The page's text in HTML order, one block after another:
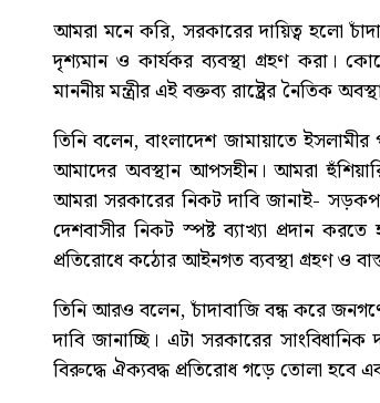
আমরা মনে করি, সরকারের দায়িত্ব হলো
দৃশ্যমান ও কার্যকর ব্যবস্থা গ্রহণ করা।
মাননীয় মন্ত্রীর এই বক্তব্য রাষ্ট্রের নৈতিক
তিনি বলেন, বাংলাদেশ জামায়াতে
আমাদের অবস্থান আপসহীন। আমরা
আমরা সরকারের নিকট দাবি জানাই-
দেশবাসীর নিকট স্পষ্ট ব্যাখ্যা প্রদান
প্রতিরোধে কঠোর আইনগত ব্যবস্থা গ্রহণ ও
তিনি আরও বলেন, চাঁদাবাজি বন্ধ করে
দাবি জানাচ্ছি। এটা সরকারের
বিরুদ্ধে ঐক্যবদ্ধ প্রতিরোধ গড়ে তোলা হবে